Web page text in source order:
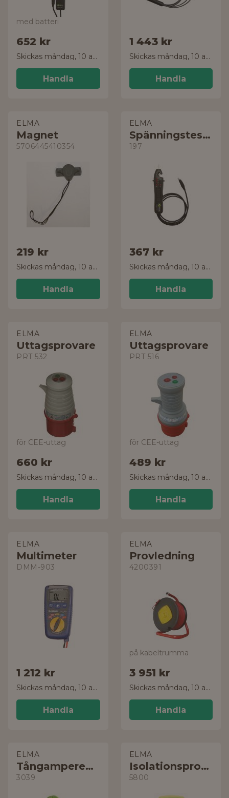
med batteri
652 kr
Skickas måndag, 10 aug.
Handla
1 443 kr
Skickas måndag, 10 aug.
Handla
ELMA
Magnet
5706445410354
219 kr
Skickas måndag, 10 aug.
Handla
ELMA
Spänningstestare
197
367 kr
Skickas måndag, 10 aug.
Handla
ELMA
Uttagsprovare
PRT 532
för CEE-uttag
660 kr
Skickas måndag, 10 aug.
Handla
ELMA
Uttagsprovare
PRT 516
för CEE-uttag
489 kr
Skickas måndag, 10 aug.
Handla
ELMA
Multimeter
DMM-903
1 212 kr
Skickas måndag, 10 aug.
Handla
ELMA
Provledning
4200391
på kabeltrumma
3 951 kr
Skickas måndag, 10 aug.
Handla
ELMA
Tångamperemeter
3039
ELMA
Isolationsprovare
5800